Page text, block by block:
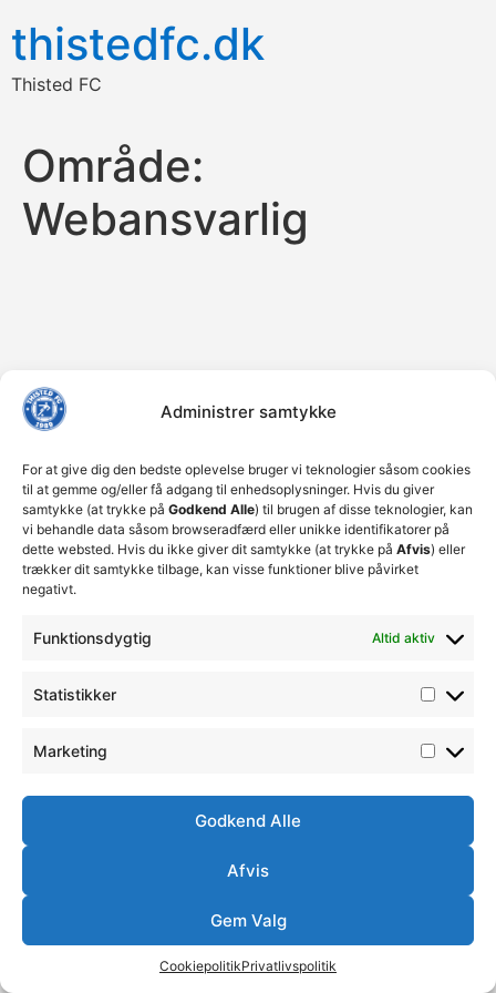
Administrer samtykke
For at give dig den bedste oplevelse bruger vi teknologier såsom cookies
til at gemme og/eller få adgang til enhedsoplysninger. Hvis du giver
samtykke (at trykke på Godkend Alle) til brugen af disse teknologier, kan
vi behandle data såsom browseradfærd eller unikke identifikatorer på
dette websted. Hvis du ikke giver dit samtykke (at trykke på Afvis) eller
trækker dit samtykke tilbage, kan visse funktioner blive påvirket
negativt.
Funktionsdygtig Altid aktiv
Statistikker
Marketing
Godkend Alle
Afvis
Gem Valg
CookiepolitikPrivatlivspolitik
thistedfc.dk
Thisted FC
Område:
Webansvarlig